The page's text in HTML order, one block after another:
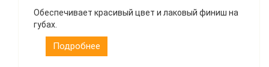
Обеспечивает красивый цвет и лаковый финиш на
губах.
Подробнее